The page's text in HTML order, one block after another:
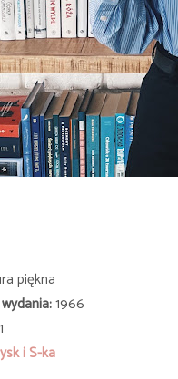
piękna
1966
i S-ka